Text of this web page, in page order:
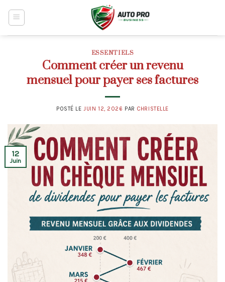
ESSENTIELS
Comment créer un revenu
mensuel pour payer ses factures
POSTÉ LEJUIN 12, 2026 PAR CHRISTELLE
12
Juin